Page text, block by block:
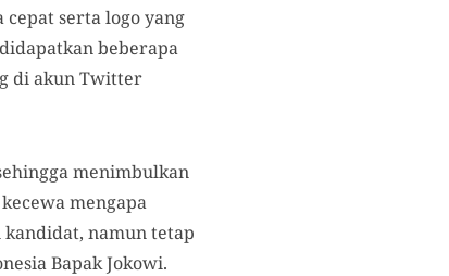
serta logo yang
beberapa
di akun Twitter
menimbulkan
mengapa
kandidat, namun tetap
Bapak Jokowi.